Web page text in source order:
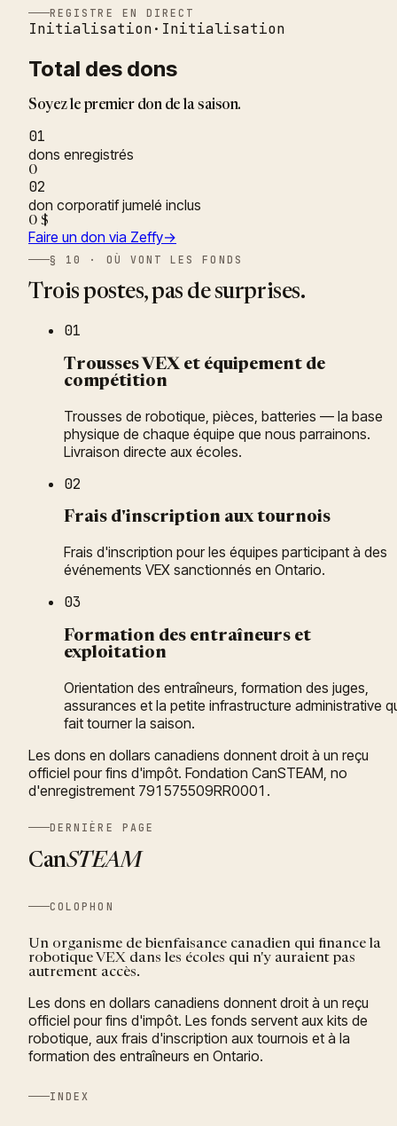
REGISTRE EN DIRECT
Initialisation· Initialisation
Total des dons
Soyez le premier don de la saison.
01
dons enregistrés
0
02
don corporatif jumelé inclus
0 $
Faire un don via Zeffy→
§ 10 · OÙ VONT LES FONDS
Trois postes, pas de surprises.
01
Trousses VEX et équipement de
compétition
Trousses de robotique, pièces, batteries — la base
physique de chaque équipe que nous parrainons.
Livraison directe aux écoles.
02
Frais d'inscription aux tournois
Frais d'inscription pour les équipes participant à des
événements VEX sanctionnés en Ontario.
03
Formation des entraîneurs et
exploitation
Orientation des entraîneurs, formation des juges,
assurances et la petite infrastructure administrative
fait tourner la saison.
Les dons en dollars canadiens donnent droit à un reçu
officiel pour fins d'impôt. Fondation CanSTEAM, no
d'enregistrement 791575509RR0001.
DERNIÈRE PAGE
CanSTEAM
COLOPHON
Un organisme de bienfaisance canadien qui finance la
robotique VEX dans les écoles qui n'y auraient pas
autrement accès.
Les dons en dollars canadiens donnent droit à un reçu
officiel pour fins d'impôt. Les fonds servent aux kits de
robotique, aux frais d'inscription aux tournois et à la
formation des entraîneurs en Ontario.
INDEX